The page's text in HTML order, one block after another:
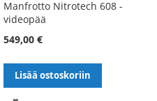
Manfrotto Nitrotech 608 -
videopää
549,00 €
Lisää ostoskoriin